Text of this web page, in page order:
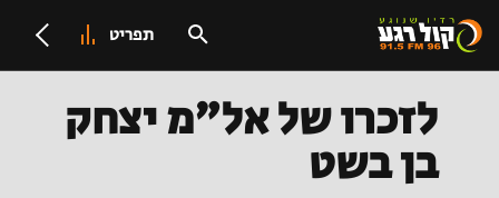
תפריט
לזכרו של אל"מ יצחק
בן בשט